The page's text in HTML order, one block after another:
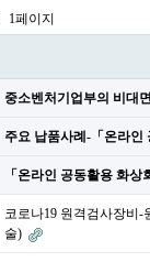
1페이지
중소벤처기업부의 비대
주요 납품사례-「온라인
「온라인 공동활용 화
코로나19 원격검사장비-
술)